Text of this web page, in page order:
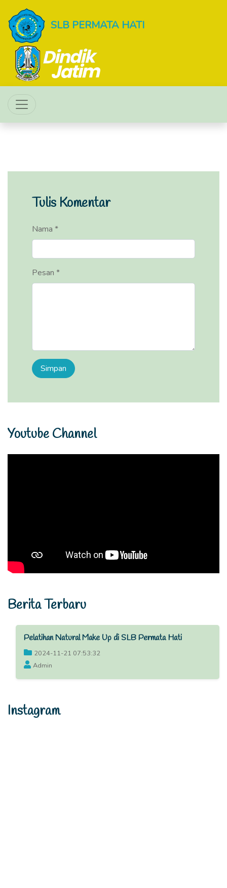
SLB PERMATA HATI
Tulis Komentar
Nama *
Pesan *
Youtube Channel
Berita Terbaru
Pelatihan Natural Make Up di SLB Permata Hati
2024-11-21 07:53:32
Admin
Instagram